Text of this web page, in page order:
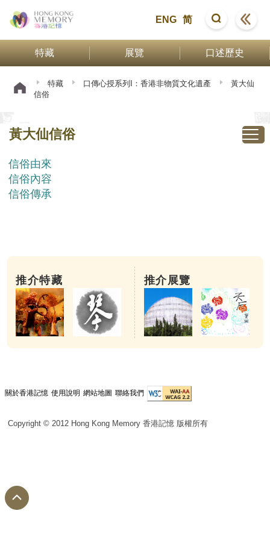
ENG 简
特藏 展覽 口述歷史
特藏 口傳心授系列I：香港非物質文化遺產
黃大仙
信俗
黃大仙信俗
信俗由來
信俗內容
信俗傳承
推介特藏 推介展覽
關於香港記憶 使用說明 網站地圖 聯絡我們
Copyright © 2012 Hong Kong Memory 香港記憶 版權所有